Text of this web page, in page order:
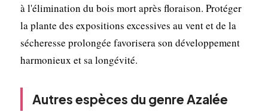
à l'élimination du bois mort après floraison. Protéger
la plante des expositions excessives au vent et de la
sécheresse prolongée favorisera son développement
harmonieux et sa longévité.
Autres espèces du genre Azalée